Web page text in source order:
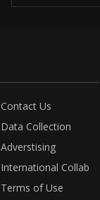
Contact Us
Data Collection
Adverstising
International Collab
Terms of Use